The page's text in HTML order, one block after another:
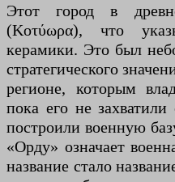
Этот город в
(Κοτύωρα), что
керамики. Это был
стратегического
регионе, которым
пока его не
построили военную
«Орду» означает
название стало